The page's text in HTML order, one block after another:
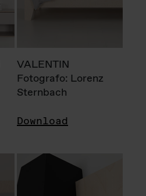
VALENTIN
Fotografo: Lorenz
Sternbach
Download